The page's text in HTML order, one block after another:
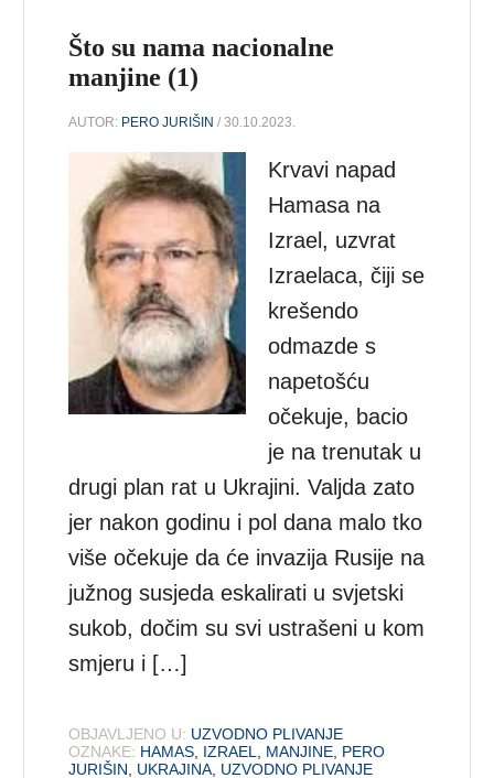
Što su nama nacionalne
manjine (1)
AUTOR: PERO JURIŠIN / 30.10.2023.
Krvavi napad
Hamasa na
Izrael, uzvrat
Izraelaca, čiji se
krešendo
odmazde s
napetošću
očekuje, bacio
je na trenutak u
drugi plan rat u Ukrajini. Valjda zato
jer nakon godinu i pol dana malo tko
više očekuje da će invazija Rusije na
južnog susjeda eskalirati u svjetski
sukob, dočim su svi ustrašeni u kom
smjeru i […]
OBJAVLJENO U: UZVODNO PLIVANJE
OZNAKE: HAMAS IZRAEL MANJINE PERO
JURIŠIN
UKRAJINA UZVODNO PLIVANJE